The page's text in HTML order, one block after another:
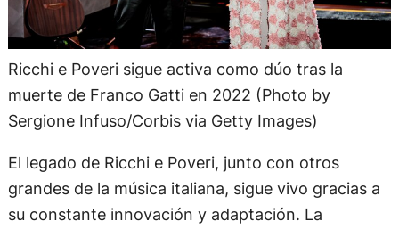
Ricchi e Poveri sigue activa como dúo tras la
muerte de Franco Gatti en 2022 (Photo by
Sergione Infuso/Corbis via Getty Images)
El legado de Ricchi e Poveri, junto con otros
grandes de la música italiana, sigue vivo gracias a
su constante innovación y adaptación. La